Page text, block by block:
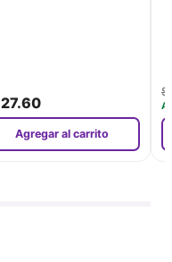
27.60
Agregar al carrito
S/